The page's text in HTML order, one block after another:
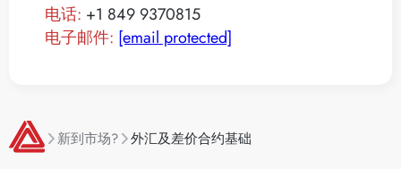
电话: +1 849 9370815
电子邮件: [email protected]
新到市场? 外汇及差价合约基础